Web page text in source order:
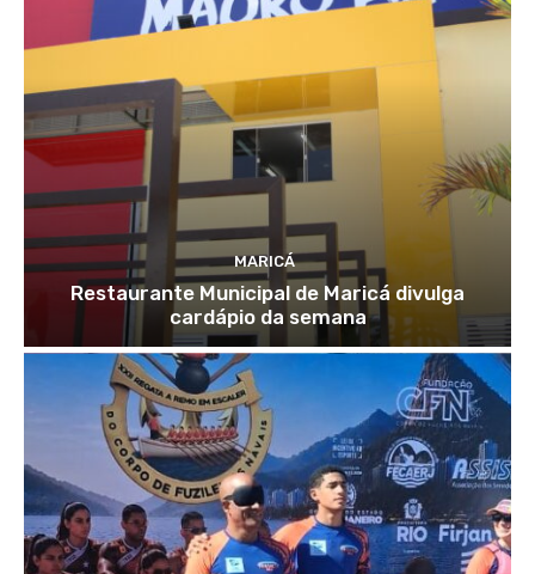
MARICÁ
Restaurante Municipal de Maricá divulga
cardápio da semana